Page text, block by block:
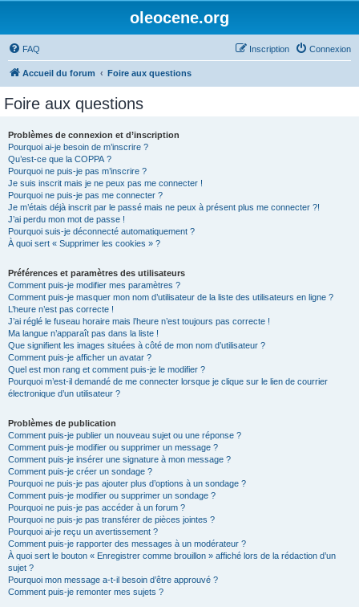
oleocene.org
FAQ Connexion
Inscription
Accueil du forum Foire aux questions
Foire aux questions
Problèmes de connexion et d’inscription
Pourquoi ai-je besoin de m’inscrire ?
Qu’est-ce que la COPPA ?
Pourquoi ne puis-je pas m’inscrire ?
Je suis inscrit mais je ne peux pas me connecter !
Pourquoi ne puis-je pas me connecter ?
Je m’étais déjà inscrit par le passé mais ne peux à présent plus me connecter ?!
J’ai perdu mon mot de passe !
Pourquoi suis-je déconnecté automatiquement ?
À quoi sert « Supprimer les cookies » ?
Préférences et paramètres des utilisateurs
Comment puis-je modifier mes paramètres ?
Comment puis-je masquer mon nom d’utilisateur de la liste des utilisateurs en ligne ?
L’heure n’est pas correcte !
J’ai réglé le fuseau horaire mais l’heure n’est toujours pas correcte !
Ma langue n’apparaît pas dans la liste !
Que signifient les images situées à côté de mon nom d’utilisateur ?
Comment puis-je afficher un avatar ?
Quel est mon rang et comment puis-je le modifier ?
Pourquoi m’est-il demandé de me connecter lorsque je clique sur le lien de courrier
électronique d’un utilisateur ?
Problèmes de publication
Comment puis-je publier un nouveau sujet ou une réponse ?
Comment puis-je modifier ou supprimer un message ?
Comment puis-je insérer une signature à mon message ?
Comment puis-je créer un sondage ?
Pourquoi ne puis-je pas ajouter plus d’options à un sondage ?
Comment puis-je modifier ou supprimer un sondage ?
Pourquoi ne puis-je pas accéder à un forum ?
Pourquoi ne puis-je pas transférer de pièces jointes ?
Pourquoi ai-je reçu un avertissement ?
Comment puis-je rapporter des messages à un modérateur ?
À quoi sert le bouton « Enregistrer comme brouillon » affiché lors de la rédaction d’un
sujet ?
Pourquoi mon message a-t-il besoin d’être approuvé ?
Comment puis-je remonter mes sujets ?